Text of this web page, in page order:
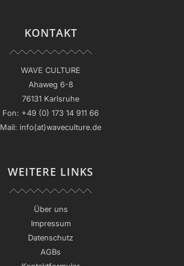
KONTAKT
WAVE CULTURE
Ahaweg 6-8
76131 Karlsruhe
Fon: +49 (0) 173 14 911 66
Mail: info(at)waveculture.de
WEITERE LINKS
Über uns
Impressum
Datenschutz
AGBs